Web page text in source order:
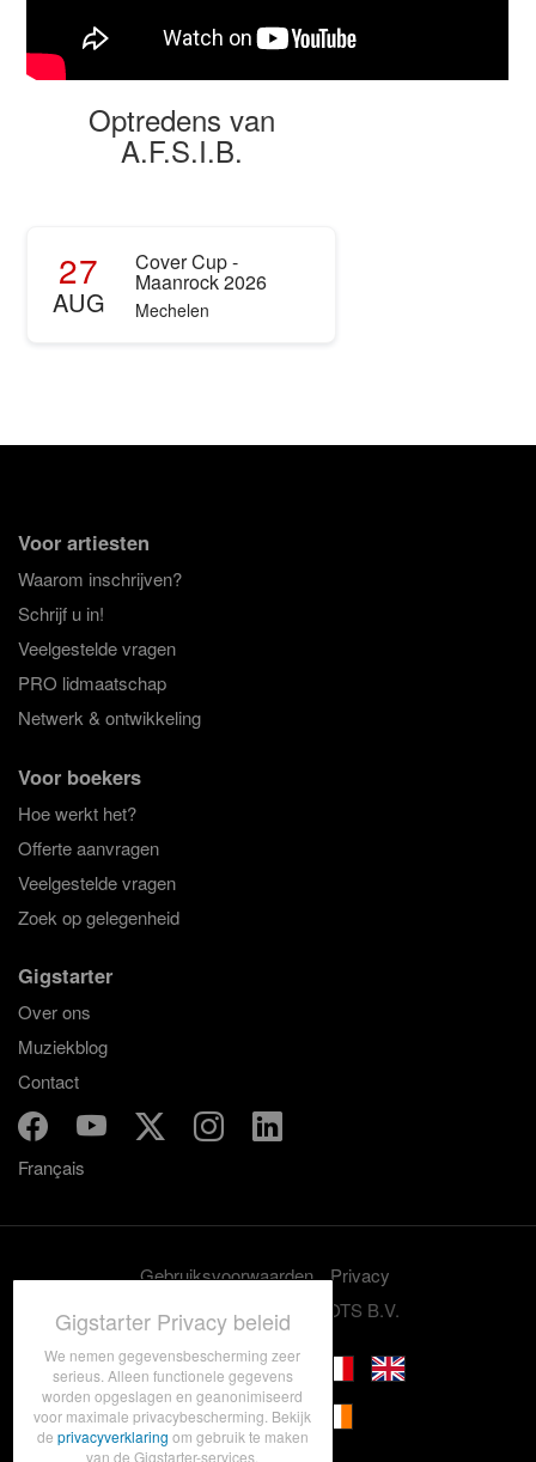
Optredens van
A.F.S.I.B.
27
AUG
Cover Cup -
Maanrock 2026
Mechelen
Voor artiesten
Waarom inschrijven?
Schrijf u in!
Veelgestelde vragen
PRO lidmaatschap
Netwerk & ontwikkeling
Voor boekers
Hoe werkt het?
Offerte aanvragen
Veelgestelde vragen
Zoek op gelegenheid
Gigstarter
Over ons
Muziekblog
Contact
Français
Gebruiksvoorwaarden
Privacy
© 2012-2026 GRASSROOTS B.V.
Gigstarter Privacy beleid
We nemen gegevensbescherming zeer
serieus. Alleen functionele gegevens
worden opgeslagen en geanonimiseerd
voor maximale privacybescherming. Bekijk
de privacyverklaring om gebruik te maken
van de Gigstarter-services.